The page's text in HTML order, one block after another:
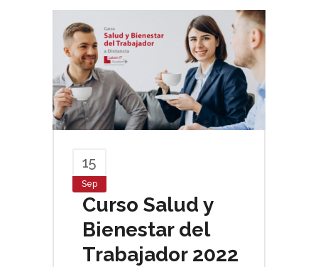
15
Sep
Curso Salud y
Bienestar del
Trabajador 2022